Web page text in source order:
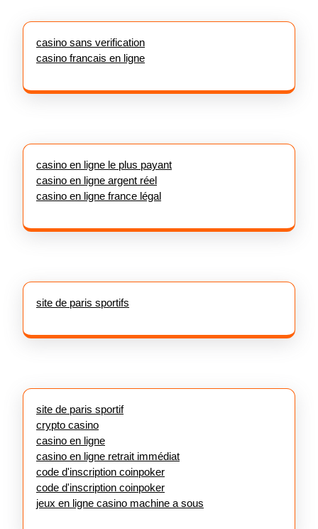
casino sans verification
casino francais en ligne
casino en ligne le plus payant
casino en ligne argent réel
casino en ligne france légal
site de paris sportifs
site de paris sportif
crypto casino
casino en ligne
casino en ligne retrait immédiat
code d'inscription coinpoker
code d'inscription coinpoker
jeux en ligne casino machine a sous